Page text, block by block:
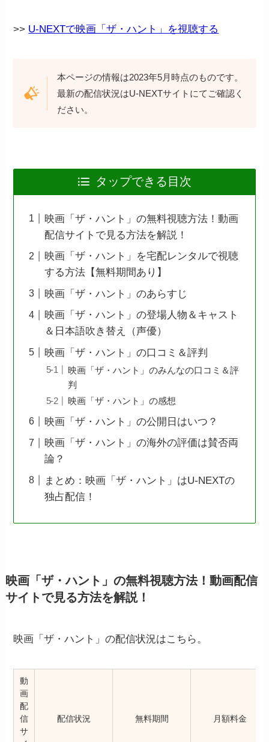
>> U-NEXTで映画「ザ・ハント」を視聴する
本ページの情報は2023年5月時点のものです。
最新の配信状況はU-NEXTサイトにてご確認く
ださい。
タップできる目次
映画「ザ・ハント」の無料視聴方法！動画
配信サイトで見る方法を解説！
映画「ザ・ハント」を宅配レンタルで視聴
する方法【無料期間あり】
映画「ザ・ハント」のあらすじ
映画「ザ・ハント」の登場人物＆キャスト
＆日本語吹き替え（声優）
映画「ザ・ハント」の口コミ＆評判
映画「ザ・ハント」のみんなの口コミ＆評
判
映画「ザ・ハント」の感想
映画「ザ・ハント」の公開日はいつ？
映画「ザ・ハント」の海外の評価は賛否両
論？
まとめ：映画「ザ・ハント」はU-NEXTの
独占配信！
映画「ザ・ハント」の無料視聴方法！動画配信
サイトで見る方法を解説！
映画「ザ・ハント」の配信状況はこちら。
動
画
配
信
サ
配信状況 無料期間 月額料金